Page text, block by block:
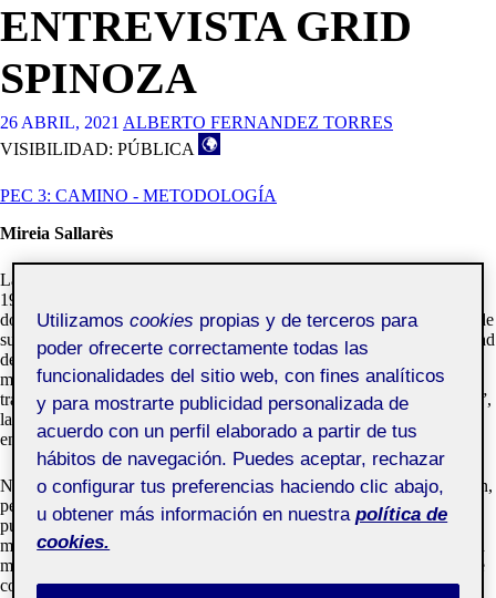
ENTREVISTA GRID
SPINOZA
26 ABRIL, 2021 ALBERTO FERNANDEZ TORRES
VISIBILIDAD: PÚBLICA
PEC 3: CAMINO - METODOLOGÍA
Mireia Sallarès
La entrevista que realiza
1973) nos encontramos con una artista que le apasiona la humanidad,
donde su trabajo se sitúa en las artes visuales. Ella nos narra que divide
su investigación en dos etapas. En la primera opta por la espontaneidad
de las entrevistas; de generar material. En la segunda realiza una
mirada reflexiva de lo que ha elaborado. Definiendo así su manera
trabajar como: “yo primero hago y después entiendo lo que he hecho”,
la manera de pensar sus hipótesis y de reposar el trabajo le dirigen al
enfoque que concreta finalmente.
No encontraremos a Mireia en una biblioteca recopilando información,
pero sí que veremos de ella una persona trabajadora. Dicho trabajo es
pulido después, cuando el material es amplio y puede realizar, a sí
misma, todo tipo de preguntas que acoten y direccionen su labor. Una
manera de enlazar lo creado con otro tipo de disciplinas y saberes que
correspondan a otros ámbitos si fuera necesario.
Utilizamoscookies propias y de terceros para
poder ofrecerte correctamente todas las
funcionalidades del sitio web, con fines analíticos
y para mostrarte publicidad personalizada de
acuerdo con un perfil elaborado a partir de tus
hábitos de navegación. Puedes aceptar, rechazar
o configurar tus preferencias haciendo clic abajo,
u obtener más información en nuestra política de
cookies.